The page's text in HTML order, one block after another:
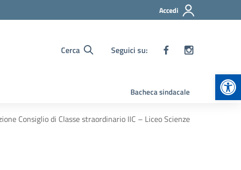
Accedi
Cerca Seguici su:
Bacheca sindacale
Consiglio di Classe straordinario IIC – Liceo Scienze